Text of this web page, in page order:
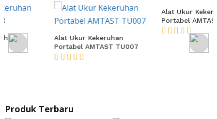
Alat Ukur Kekeruhan
Portabel AMTAST TU007
Alat Ukur Kekeruhan
Portabel AMTAST TU006
Produk Terbaru